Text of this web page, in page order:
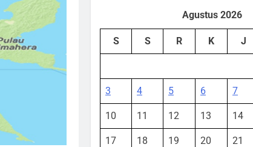
Agustus 2026
S S R K J
3 4 5 6 7
10 11 12 13 14
17 18 19 20 21